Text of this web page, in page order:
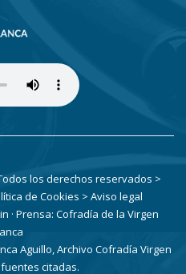
los derechos reservados >
de Cookies > Aviso legal
· Prensa: Cofradía de la Virgen
Aguillo, Archivo Cofradía Virgen
citadas.